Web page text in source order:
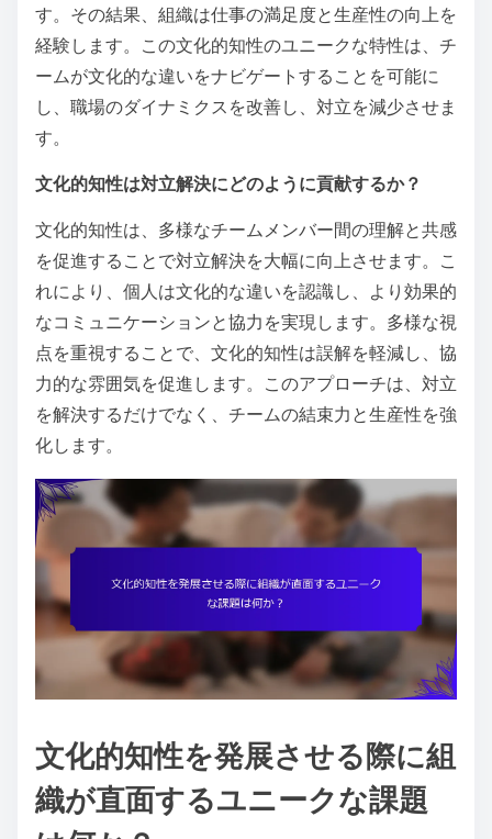
す。その結果、組織は仕事の満足度と生産性の向上を
経験します。この文化的知性のユニークな特性は、チ
ームが文化的な違いをナビゲートすることを可能に
し、職場のダイナミクスを改善し、対立を減少させま
す。
文化的知性は対立解決にどのように貢献するか？
文化的知性は、多様なチームメンバー間の理解と共感
を促進することで対立解決を大幅に向上させます。こ
れにより、個人は文化的な違いを認識し、より効果的
なコミュニケーションと協力を実現します。多様な視
点を重視することで、文化的知性は誤解を軽減し、協
力的な雰囲気を促進します。このアプローチは、対立
を解決するだけでなく、チームの結束力と生産性を強
化します。
文化的知性を発展させる際に組
織が直面するユニークな課題